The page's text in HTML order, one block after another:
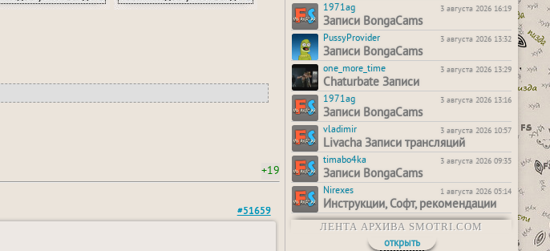
+19
#51659
1971ag 3 августа 2026 16:19
Записи BongaCams
PussyProvider 3 августа 2026 13:32
Записи BongaCams
one_more_time 3 августа 2026 13:29
Chaturbate Записи
1971ag 3 августа 2026 13:16
Записи BongaCams
vladimir 3 августа 2026 10:57
Livacha Записи трансляций
timabo4ka 3 августа 2026 09:35
Записи BongaCams
Nirexes 1 августа 2026 05:14
Инструкции, Софт, рекомендации
ЛЕНТА АРХИВА SMOTRI.COM
открыть